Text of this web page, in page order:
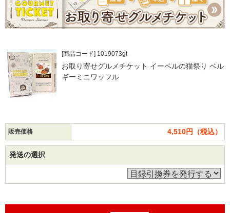
[商品コード] 1019073gt
お取り寄せグルメチケット イーペルの猫祭り ベル
ギーミニワッフル
販売価格 4,510円（税込）
発送の選択